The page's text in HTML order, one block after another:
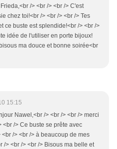
/> <br /> <br /> C'est
chez toi!<br /> <br /> <br /> Tes
ce buste est splendide!<br /> <br />
idée de l'utiliser en porte bijoux!
ma douce et bonne soirée<br
15:15
Nawel,<br /> <br /> <br /> merci
<br /> Ce buste se prête avec
/> <br /> à beaucoup de mes
/> <br /> <br /> Bisous ma belle et